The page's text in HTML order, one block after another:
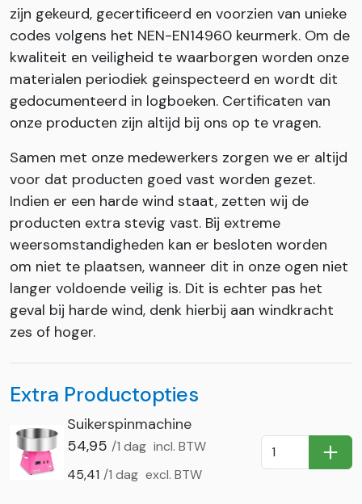
zijn gekeurd, gecertificeerd en voorzien van unieke
codes volgens het NEN-EN14960 keurmerk. Om de
kwaliteit en veiligheid te waarborgen worden onze
materialen periodiek geinspecteerd en wordt dit
gedocumenteerd in logboeken. Certificaten van
onze producten zijn altijd bij ons op te vragen.
Samen met onze medewerkers zorgen we er altijd
voor dat producten goed vast worden gezet.
Indien er een harde wind staat, zetten wij de
producten extra stevig vast. Bij extreme
weersomstandigheden kan er besloten worden
om niet te plaatsen, wanneer dit in onze ogen niet
langer voldoende veilig is. Dit is echter pas het
geval bij harde wind, denk hierbij aan windkracht
zes of hoger.
Extra Productopties
Suikerspinmachine
54,95 /1 dag incl. BTW
45,41 /1 dag excl. BTW
In